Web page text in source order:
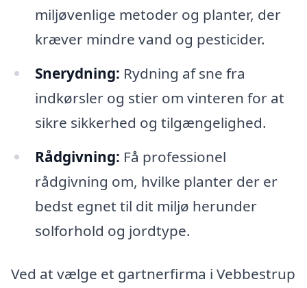
miljøvenlige metoder og planter, der
kræver mindre vand og pesticider.
Snerydning: Rydning af sne fra
indkørsler og stier om vinteren for at
sikre sikkerhed og tilgængelighed.
Rådgivning: Få professionel
rådgivning om, hvilke planter der er
bedst egnet til dit miljø herunder
solforhold og jordtype.
Ved at vælge et gartnerfirma i Vebbestrup